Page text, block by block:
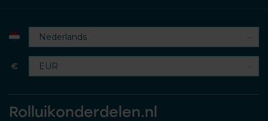
€
Rolluikonderdelen.nl